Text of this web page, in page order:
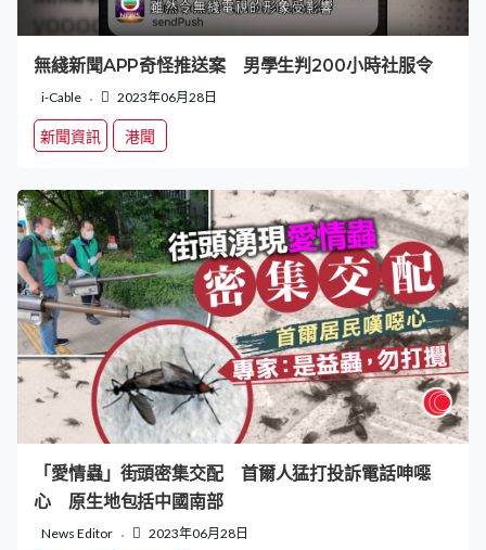
無綫新聞APP奇怪推送案 男學生判200小時社服令
i-Cable 2023年06月28日
新聞資訊 港聞
「愛情蟲」街頭密集交配 首爾人猛打投訴電話呻噁
心 原生地包括中國南部
News Editor 2023年06月28日